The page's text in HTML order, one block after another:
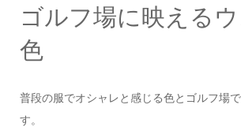
ゴルフ場に映える
色
普段の服でオシャレと感じる色とゴルフ場
す。